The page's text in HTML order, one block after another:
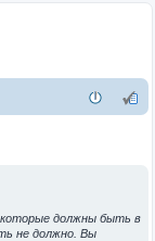
должны быть в
не должно. Вы